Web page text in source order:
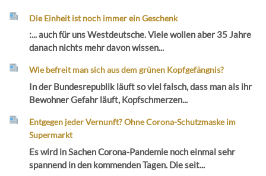
Die Einheit ist noch immer ein Geschenk
:... auch für uns Westdeutsche. Viele wollen aber 35 Jahre
danach nichts mehr davon wissen...
Wie befreit man sich aus dem grünen Kopfgefängnis?
In der Bundesrepublik läuft so viel falsch, dass man als ihr
Bewohner Gefahr läuft, Kopfschmerzen...
Entgegen jeder Vernunft? Ohne Corona-Schutzmaske im
Supermarkt
Es wird in Sachen Corona-Pandemie noch einmal sehr
spannend in den kommenden Tagen. Die seit...